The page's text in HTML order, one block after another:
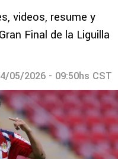
videos, resume y
Final de la Liguilla
05/2026 - 09:50hs CST